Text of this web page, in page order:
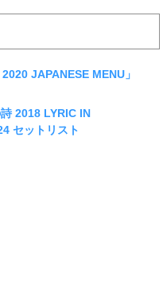
JAPANESE MENU」
2018 LYRIC IN
セットリスト